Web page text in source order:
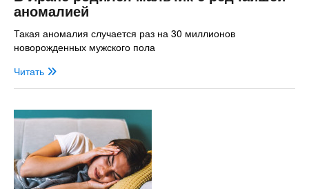
аномалией
Такая аномалия случается раз на 30 миллионов
новорожденных мужского пола
Читать